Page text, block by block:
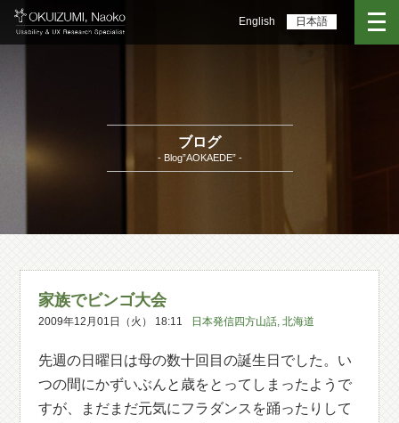
English 日本語
ブログ
- Blog”AOKAEDE” -
家族でビンゴ大会
2009年12月01日（火） 18:11 日本発信四方山話,北海道
先週の日曜日は母の数十回目の誕生日でした。い
つの間にかずいぶんと歳をとってしまったようで
すが、まだまだ元気にフラダンスを踊ったりして